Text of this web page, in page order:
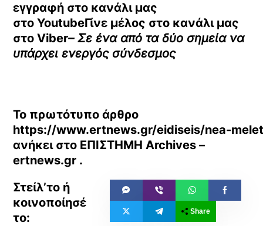
εγγραφή στο κανάλι μας
στοYoutubeΓίνε μέλος στο κανάλι μας
στοViber– Σε ένα από τα δύο σημεία να
υπάρχει ενεργός σύνδεσμος
Το πρωτότυπο άρθρο
https://www.ertnews.gr/eidiseis/nea-
ανήκει στο ΕΠΙΣΤΗΜΗ Archives –
ertnews.gr .
Share